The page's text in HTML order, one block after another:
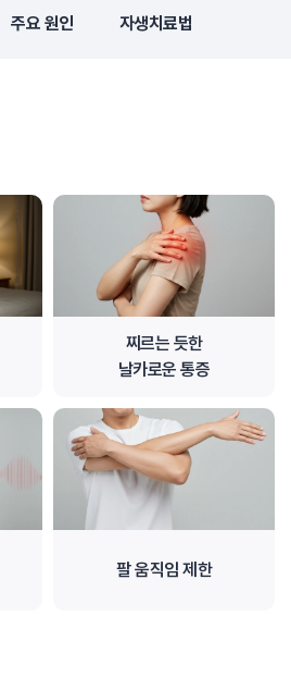
주요 원인 자생치료법
찌르는 듯한
날카로운 통증
팔 움직임 제한